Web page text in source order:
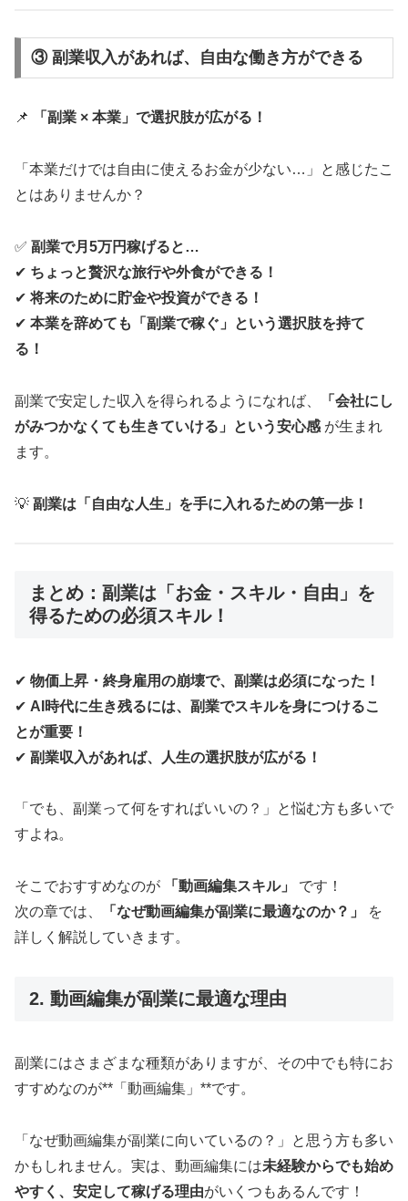
③ 副業収入があれば、自由な働き方ができる
📌 「副業 × 本業」で選択肢が広がる！
「本業だけでは自由に使えるお金が少ない…」と感じたこ
とはありませんか？
✅ 副業で月5万円稼げると…
✔ ちょっと贅沢な旅行や外食ができる！
✔将来のために貯金や投資ができる！
✔ 本業を辞めても「副業で稼ぐ」という選択肢を持て
る！
副業で安定した収入を得られるようになれば、
「会社にし
がみつかなくても生きていける」という安心感 が生まれ
ます。
💡 副業は「自由な人生」を手に入れるための第一歩！
まとめ：副業は「お金・スキル・自由」を
得るための必須スキル！
✔ 物価上昇・終身雇用の崩壊で、副業は必須になった！
✔ AI時代に生き残るには、副業でスキルを身につけるこ
とが重要！
✔ 副業収入があれば、人生の選択肢が広がる！
「でも、副業って何をすればいいの？」と悩む方も多いで
すよね。
そこでおすすめなのが 「動画編集スキル」
です！
次の章では、
「なぜ動画編集が副業に最適なのか？」
を
詳しく解説していきます。
2. 動画編集が副業に最適な理由
副業にはさまざまな種類がありますが、その中でも特にお
すすめなのが**「動画編集」**です。
「なぜ動画編集が副業に向いているの？」と思う方も多い
かもしれません。実は、動画編集には未経験からでも始め
やすく、安定して稼げる理由がいくつもあるんです！